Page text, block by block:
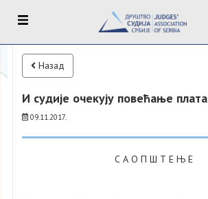
Назад
И судије очекују повећање плата
09.11.2017.
С А О П Ш Т Е Њ Е